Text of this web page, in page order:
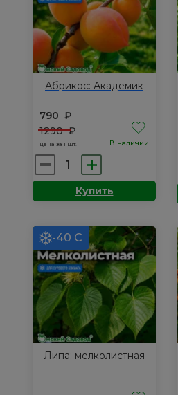
Абрикос: Академик
790 ₽
1290₽
цена за 1 шт. В наличии
Количество
товара
Абрикос:Купить
-40 С
Липа: мелколистная